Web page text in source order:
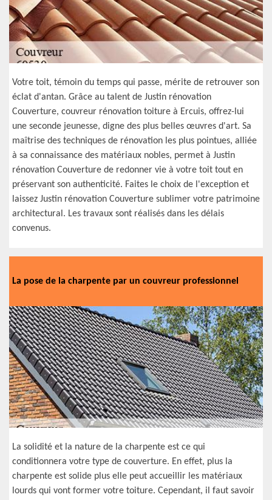
Votre toit, témoin du temps qui passe, mérite de retrouver son
éclat d'antan. Grâce au talent de Justin rénovation
Couverture, couvreur rénovation toiture à Ercuis, offrez-lui
une seconde jeunesse, digne des plus belles œuvres d'art. Sa
maîtrise des techniques de rénovation les plus pointues, alliée
à sa connaissance des matériaux nobles, permet à Justin
rénovation Couverture de redonner vie à votre toit tout en
préservant son authenticité. Faites le choix de l'exception et
laissez Justin rénovation Couverture sublimer votre patrimoine
architectural. Les travaux sont réalisés dans les délais
convenus.
La pose de la charpente par un couvreur professionnel
La solidité et la nature de la charpente est ce qui
conditionnera votre type de couverture. En effet, plus la
charpente est solide plus elle peut accueillir les matériaux
lourds qui vont former votre toiture. Cependant, il faut savoir